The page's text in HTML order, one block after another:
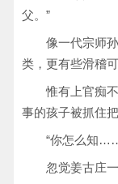
父。”
像一代宗师
类，更有些滑稽可
惟有上官痴
事的孩子被抓住
“你怎么知
忽觉姜古庄